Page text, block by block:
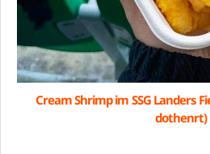
Cream Shrimp im SSG Landers
dothenrt)